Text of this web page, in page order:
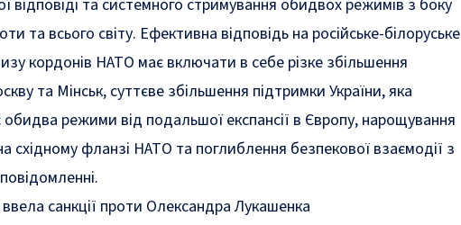
відповіді та системного стримування обидвох режимів з боку
та всього світу. Ефективна відповідь на російське-білоруське
кордонів НАТО має включати в себе різке збільшення
та Мінськ, суттєве збільшення підтримки України, яка
режими від подальшої експансії в Європу, нарощування
східному фланзі НАТО та поглиблення безпекової взаємодії з
ввела санкції проти Олександра Лукашенка